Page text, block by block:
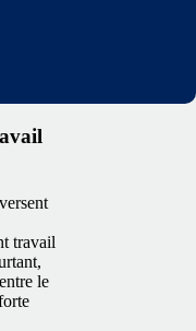
travail
le